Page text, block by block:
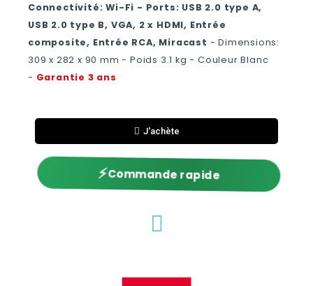
Connectivité: Wi-Fi - Ports: USB 2.0 type A,
USB 2.0 type B, VGA, 2 x HDMI, Entrée
composite, Entrée RCA, Miracast - Dimensions:
309‎ x 282 x 90 mm - Poids 3.1 kg - Couleur Blanc
- Garantie 3 ans
J'achète
⚡Commande rapide